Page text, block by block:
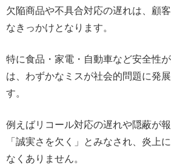
欠陥商品や不具合対応の遅れは、顧
なきっかけとなります。
特に食品・家電・自動車など安全性
は、わずかなミスが社会的問題に発
す。
例えばリコール対応の遅れや隠蔽が
「誠実さを欠く」とみなされ、炎上
なくありません。